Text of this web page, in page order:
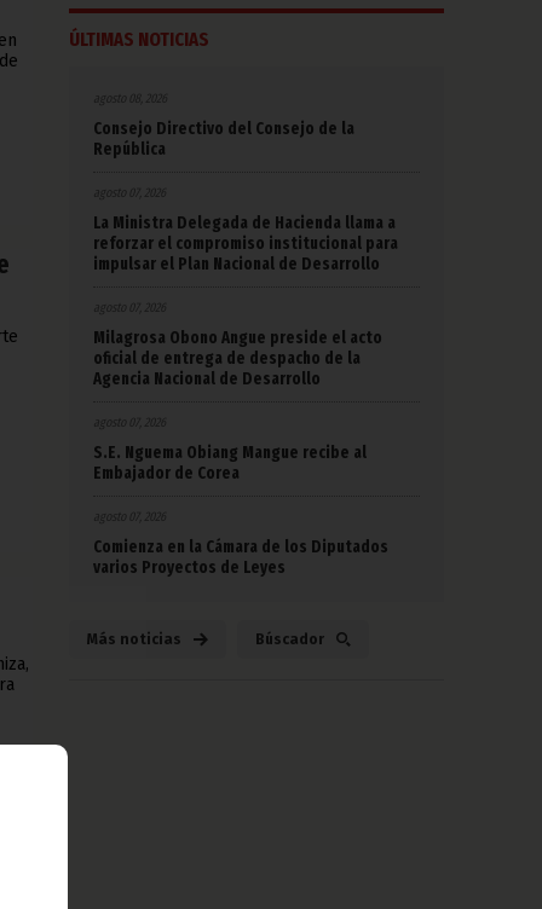
ÚLTIMAS NOTICIAS
agosto 08, 2026
Consejo Directivo del Consejo de la
República
agosto 07, 2026
La Ministra Delegada de Hacienda llama a
reforzar el compromiso institucional para
impulsar el Plan Nacional de Desarrollo
agosto 07, 2026
Milagrosa Obono Angue preside el acto
oficial de entrega de despacho de la
Agencia Nacional de Desarrollo
agosto 07, 2026
S.E. Nguema Obiang Mangue recibe al
Embajador de Corea
agosto 07, 2026
Comienza en la Cámara de los Diputados
varios Proyectos de Leyes
Más noticias Búscador